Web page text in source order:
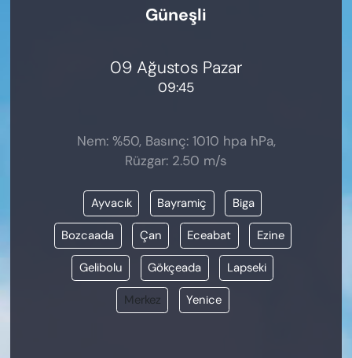
Güneşli
09 Ağustos Pazar
09:45
Nem: %50, Basınç: 1010 hpa hPa,
Rüzgar: 2.50 m/s
Ayvacık Bayramiç Biga
Bozcaada Çan Eceabat Ezine
Gelibolu Gökçeada Lapseki
Merkez Yenice
ÖZEL HABER
SİYASET
VAN VE DİYARBAKIR HABERLERİ